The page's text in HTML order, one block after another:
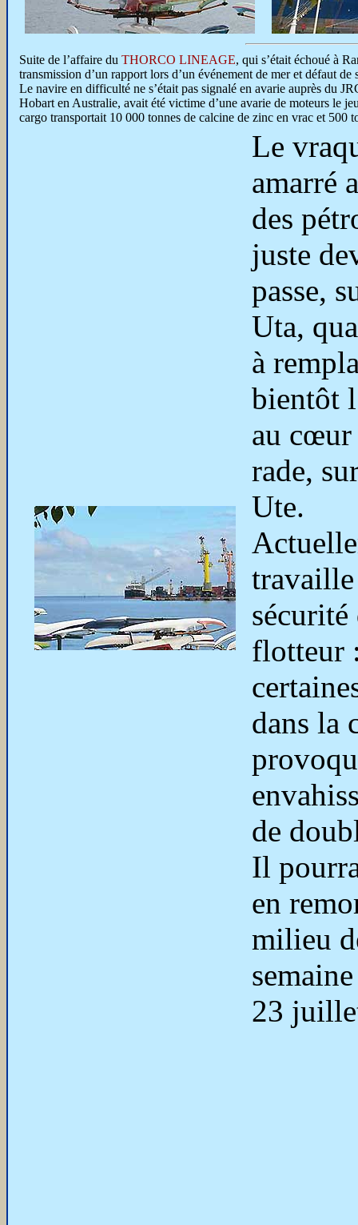
Suite de l’affaire du THORCO LINEAGE, qui s’était échoué à
transmission d’un rapport lors d’un événement de mer et défaut
Le navire en difficulté ne s’était pas signalé en avarie auprès du
Hobart en Australie, avait été victime d’une avarie de moteurs le
cargo transportait 10 000 tonnes de calcine de zinc en vrac et 500
Le
amarré
des
juste
passe,
Uta,
à
bientôt
au cœur
rade,
Ute.
sécurité
flotteur
dans la
de
Il
en
milieu
23